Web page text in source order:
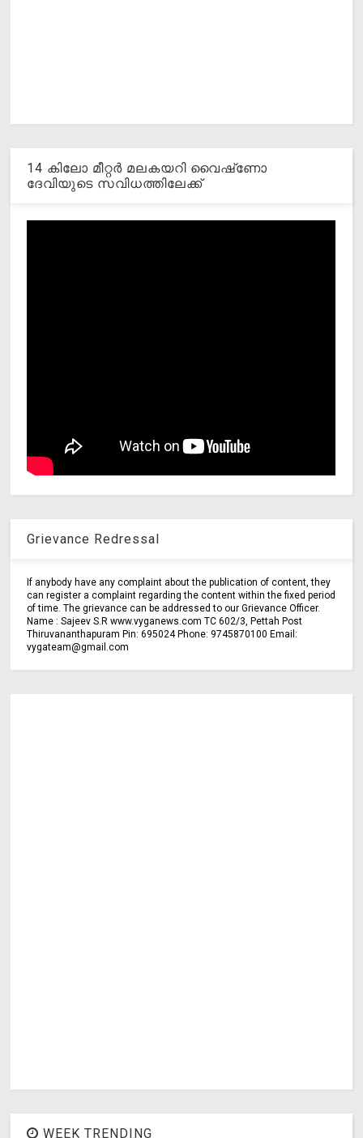
14 കിലോ മീറ്റര്‍ മലകയറി വൈഷ്‌ണോ
ദേവിയുടെ സവിധത്തിലേക്ക്
Grievance Redressal
If anybody have any complaint about the publication of content, they
can register a complaint regarding the content within the fixed period
of time. The grievance can be addressed to our Grievance Officer.
Name : Sajeev S.R www.vyganews.com TC 602/3, Pettah Post
Thiruvananthapuram Pin: 695024 Phone: 9745870100 Email:
vygateam@gmail.com
WEEK TRENDING